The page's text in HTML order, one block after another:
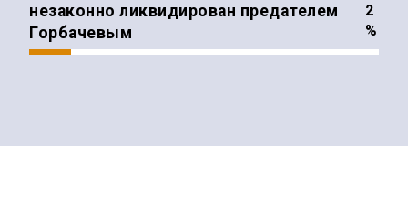
незаконно ликвидирован предателем
Горбачевым
%